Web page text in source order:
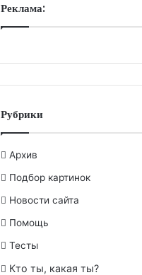
Реклама:
Рубрики
Архив
Подбор картинок
Новости сайта
Помощь
Тесты
Кто ты, какая ты?